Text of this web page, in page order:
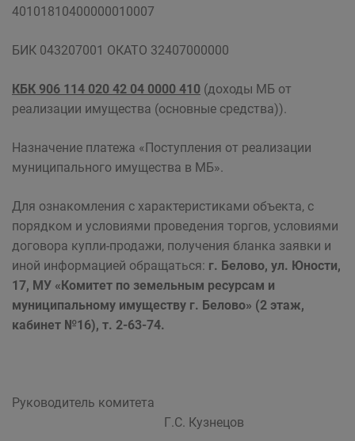
40101810400000010007
БИК 043207001 ОКАТО 32407000000
КБК 906 114 020 42 04 0000 410 (доходы МБ от
реализации имущества (основные средства)).
Назначение платежа «Поступления от реализации
муниципального имущества в МБ».
Для ознакомления с характеристиками объекта, с
порядком и условиями проведения торгов, условиями
договора купли-продажи, получения бланка заявки и
иной информацией обращаться: г. Белово, ул. Юности,
17, МУ «Комитет по земельным ресурсам и
муниципальному имуществу г. Белово» (2 этаж,
кабинет №16), т. 2-63-74.
Руководитель комитета
Г.С. Кузнецов